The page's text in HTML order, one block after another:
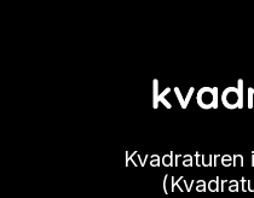
Kvadraturen